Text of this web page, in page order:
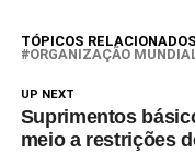
TÓPICOS
ORGANIZAÇÃO
UP NEXT
Suprimentos
meio a restrições